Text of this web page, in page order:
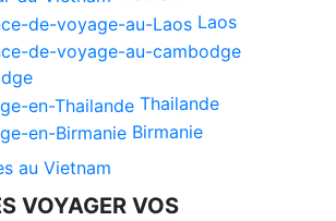
Laos
Thailande
Birmanie
au Vietnam
VOYAGER VOS